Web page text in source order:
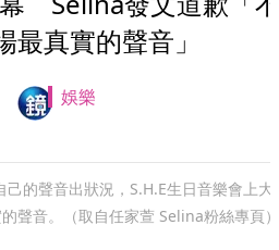
最真實的聲音」
娛樂
的聲音出狀況，S.H.E生日音樂會上大
聲音。（取自任家萱 Selina粉絲專頁）